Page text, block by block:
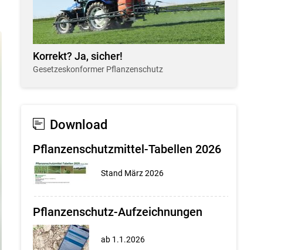
Korrekt? Ja, sicher!
Gesetzeskonformer Pflanzenschutz
Download
Pflanzenschutzmittel-Tabellen 2026
Stand März 2026
Pflanzenschutz-Aufzeichnungen
ab 1.1.2026